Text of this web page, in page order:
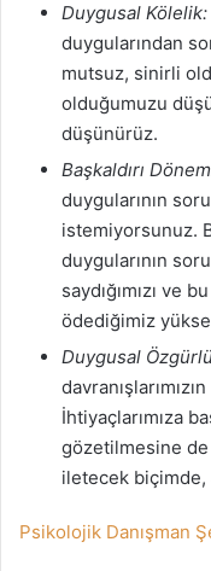
Duygusal Kölelik:
duygularından
mutsuz, sinirli
olduğumuzu
düşünürüz.
Başkaldırı
duygularının
istemiyorsunuz.
duygularının
saydığımızı ve
ödediğimiz
Duygusal
İhtiyaçlarımıza
gözetilmesine
iletecek biçimde,
Psikolojik Danışman